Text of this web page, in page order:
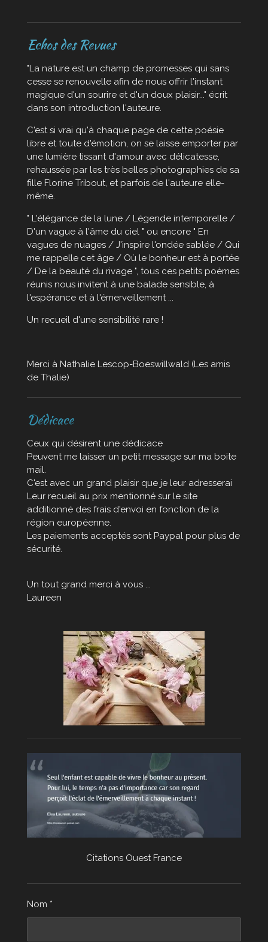
Echos des Revues
"La nature est un champ de promesses qui sans
cesse se renouvelle afin de nous offrir l'instant
magique d'un sourire et d'un doux plaisir..." écrit
dans son introduction l'auteure.
C'est si vrai qu'à chaque page de cette poésie
libre et toute d'émotion, on se laisse emporter par
une lumière tissant d'amour avec délicatesse,
rehaussée par les très belles photographies de sa
fille Florine Tribout, et parfois de l'auteure elle-
même.
" L'élégance de la lune / Légende intemporelle /
D'un vague à l'âme du ciel " ou encore " En
vagues de nuages / J'inspire l'ondée sablée / Qui
me rappelle cet âge / Où le bonheur est à portée
/ De la beauté du rivage ", tous ces petits poèmes
réunis nous invitent à une balade sensible, à
l'espérance et à l'émerveillement ...
Un recueil d'une sensibilité rare !
Merci à Nathalie Lescop-Boeswillwald (Les amis
de Thalie)
Dédicace
Ceux qui désirent une dédicace
Peuvent me laisser un petit message sur ma boite
mail.
C'est avec un grand plaisir que je leur adresserai
Leur recueil au prix mentionné sur le site
additionné des frais d'envoi en fonction de la
région européenne.
Les paiements acceptés sont Paypal pour plus de
sécurité.
Un tout grand merci à vous ...
Laureen
Citations Ouest France
Nom *